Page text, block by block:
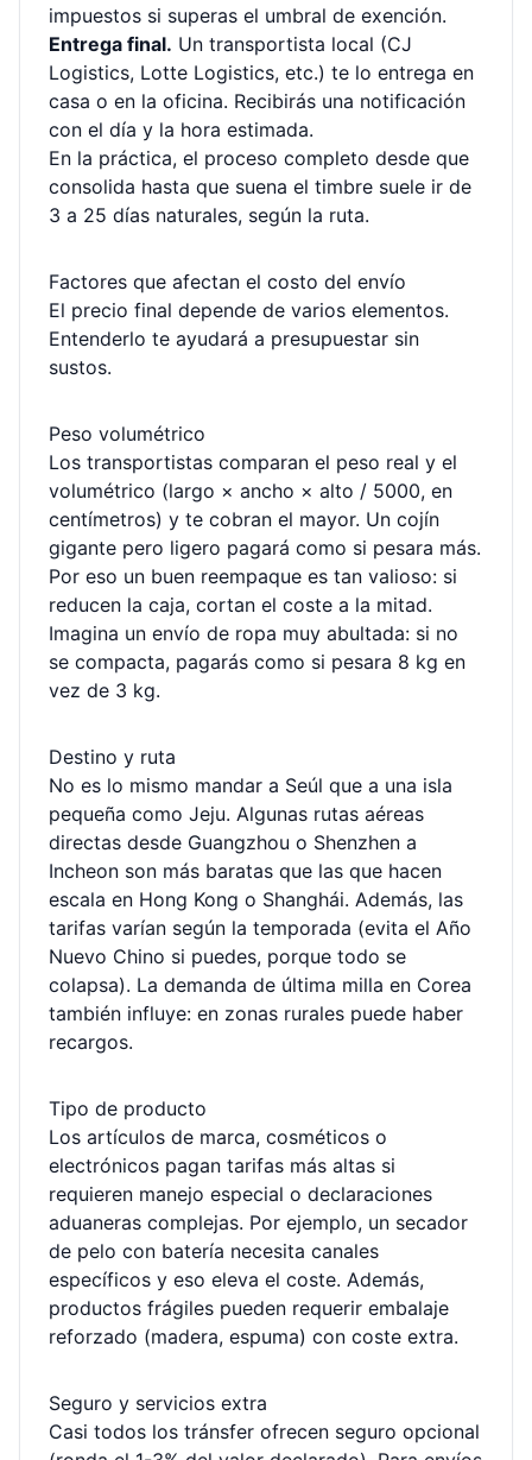
impuestos si superas el umbral de exención.
Entrega final. Un transportista local (CJ
Logistics, Lotte Logistics, etc.) te lo entrega en
casa o en la oficina. Recibirás una notificación
con el día y la hora estimada.
En la práctica, el proceso completo desde que
consolida hasta que suena el timbre suele ir de
3 a 25 días naturales, según la ruta.
Factores que afectan el costo del envío
El precio final depende de varios elementos.
Entenderlo te ayudará a presupuestar sin
sustos.
Peso volumétrico
Los transportistas comparan el peso real y el
volumétrico (largo × ancho × alto / 5000, en
centímetros) y te cobran el mayor. Un cojín
gigante pero ligero pagará como si pesara más.
Por eso un buen reempaque es tan valioso: si
reducen la caja, cortan el coste a la mitad.
Imagina un envío de ropa muy abultada: si no
se compacta, pagarás como si pesara 8 kg en
vez de 3 kg.
Destino y ruta
No es lo mismo mandar a Seúl que a una isla
pequeña como Jeju. Algunas rutas aéreas
directas desde Guangzhou o Shenzhen a
Incheon son más baratas que las que hacen
escala en Hong Kong o Shanghái. Además, las
tarifas varían según la temporada (evita el Año
Nuevo Chino si puedes, porque todo se
colapsa). La demanda de última milla en Corea
también influye: en zonas rurales puede haber
recargos.
Tipo de producto
Los artículos de marca, cosméticos o
electrónicos pagan tarifas más altas si
requieren manejo especial o declaraciones
aduaneras complejas. Por ejemplo, un secador
de pelo con batería necesita canales
específicos y eso eleva el coste. Además,
productos frágiles pueden requerir embalaje
reforzado (madera, espuma) con coste extra.
Seguro y servicios extra
Casi todos los tránsfer ofrecen seguro opcional